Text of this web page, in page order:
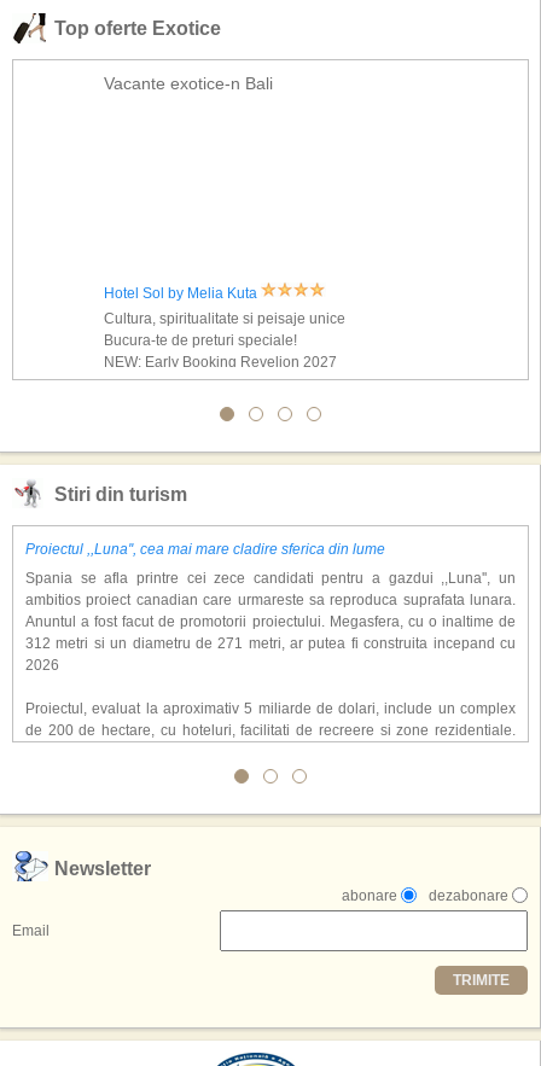
Top oferte Exotice
Vacante exotice-n Bali
Hotel Sol by Melia Kuta
Cultura, spiritualitate si peisaje unice
Bucura-te de preturi speciale!
NEW: Early Booking Revelion 2027
Stiri din turism
Proiectul ,,Luna'', cea mai mare cladire sferica din lume
Spania se afla printre cei zece candidati pentru a gazdui ,,Luna'', un
ambitios proiect canadian care urmareste sa reproduca suprafata lunara.
Anuntul a fost facut de promotorii proiectului. Megasfera, cu o inaltime de
312 metri si un diametru de 271 metri, ar putea fi construita incepand cu
2026
Proiectul, evaluat la aproximativ 5 miliarde de dolari, include un complex
de 200 de hectare, cu hoteluri, facilitati de recreere si zone rezidentiale.
atragerea a pana la 10 milioane de turisti anual. �Luna� ar putea deveni
exclusiv simularea suprafetei lunare.
,,Credem ca exista sanse mari sa anuntam nu doar o locatie, ci poate mai
multe'', a declarat Michael R. Henderson, cofondator al Moon World
Resorts, citat de Gulf News. Potrivit acestuia, 2026 ar putea deveni un an
decisiv pentru reali zarea proiectului.
Printre celelalte tari care concureaza pentru a gazdui aceasta constructie
se numara Australia, Brazilia, China, Egipt, India, Polonia, Thailanda,
avea cele mai mari sanse de a castiga licitatia. Totusi, Spania, care se
preconizeaza ca va deveni a doua cea mai vizitata tara din lume in 2025,
Newsletter
dezabonare
abonare
Email
TRIMITE